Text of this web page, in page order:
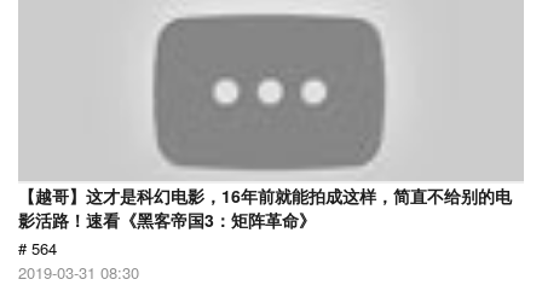
【越哥】这才是科幻电影，16年前就能拍成这样，简直不给别的电
影活路！速看《黑客帝国3：矩阵革命》
# 564
2019-03-31 08:30